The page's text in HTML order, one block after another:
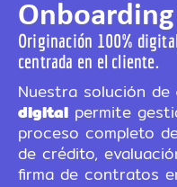
Originación 100%
centrada en el cliente.
Nuestra solución de
digital permite
proceso completo
de crédito,
firma de contratos